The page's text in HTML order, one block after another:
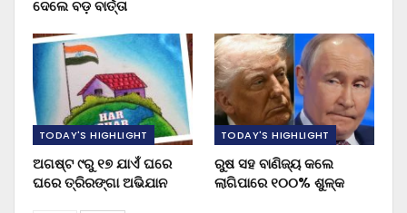
ଦେଲେ ବଡ଼ ବାର୍ତ୍ତା
TODAY'S HIGHLIGHT
ଅଗଷ୍ଟ ୯ରୁ ୧୭ ଯାଏଁ ଘରେ
ଘରେ ତ୍ରିରଙ୍ଗା ଅଭିଯାନ
TODAY'S HIGHLIGHT
ରୁଷ ସହ ବାଣିଜ୍ୟ କଲେ
ଲାଗିପାରେ ୧୦୦% ଶୁଳ୍କ